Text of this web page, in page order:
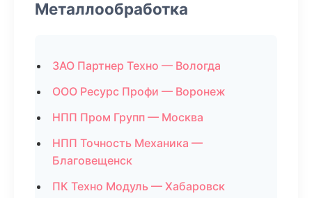
Металлообработка
ЗАО Партнер Техно — Вологда
ООО Ресурс Профи — Воронеж
НПП Пром Групп — Москва
НПП Точность Механика —
Благовещенск
ПК Техно Модуль — Хабаровск